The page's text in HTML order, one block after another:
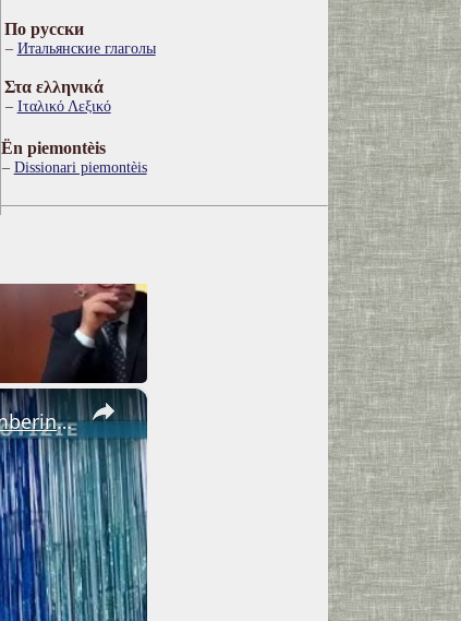
По русски
Итальянские глаголы
Στα ελληνικά
Ιταλικό Λεξικό
Ën piemontèis
Dissionari piemontèis
×
Adrano. Interessante incontro al liceo “Verga” con il prof. Fabio Gamberini. Studenti del Linguistic